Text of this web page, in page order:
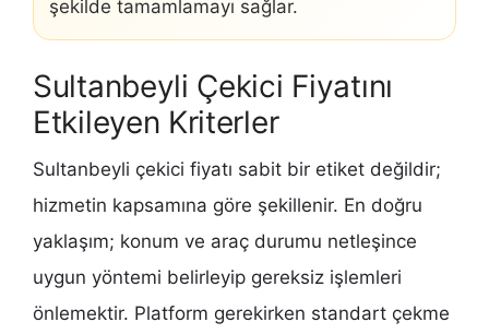
şekilde tamamlamayı sağlar.
Sultanbeyli Çekici Fiyatını
Etkileyen Kriterler
Sultanbeyli çekici fiyatı sabit bir etiket değildir;
hizmetin kapsamına göre şekillenir. En doğru
yaklaşım; konum ve araç durumu netleşince
uygun yöntemi belirleyip gereksiz işlemleri
önlemektir. Platform gerekirken standart çekme